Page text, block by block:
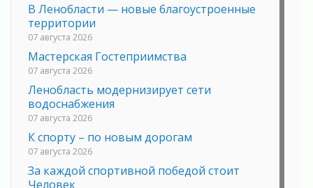
В Ленобласти — новые благоустроенные
территории
07 августа 2026
Мастерская Гостеприимства
07 августа 2026
Ленобласть модернизирует сети
водоснабжения
07 августа 2026
К спорту – по новым дорогам
07 августа 2026
За каждой спортивной победой стоит
Человек